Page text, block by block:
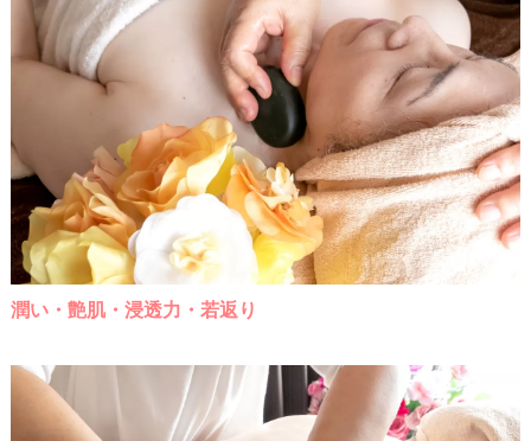
潤い・艶肌・浸透力・若返り